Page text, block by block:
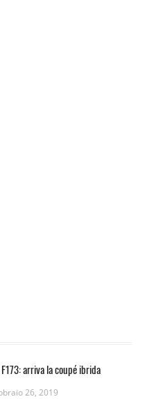
arriva la coupé ibrida
26, 2019